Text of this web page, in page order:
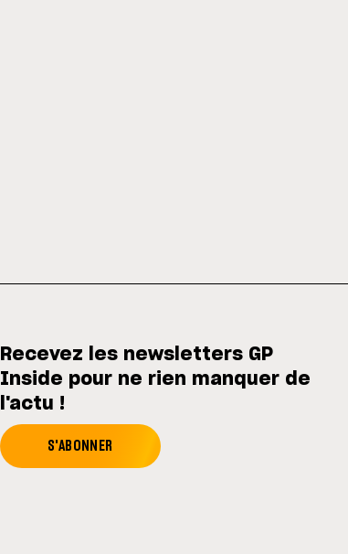
Recevez les newsletters GP
Inside pour ne rien manquer de
l'actu !
S'ABONNER